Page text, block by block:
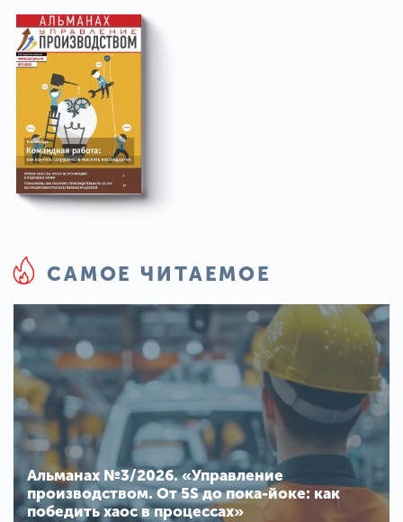
САМОЕ ЧИТАЕМОЕ
Альманах №3/2026. «Управление
производством. От 5S до пока-йоке: как
победить хаос в процессах»